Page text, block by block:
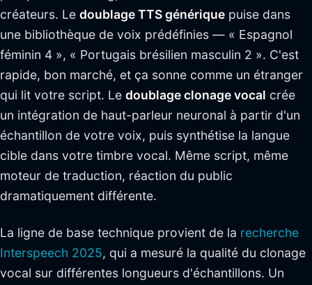
créateurs. Le doublage TTS générique puise dans
une bibliothèque de voix prédéfinies — « Espagnol
féminin 4 », « Portugais brésilien masculin 2 ». C'est
rapide, bon marché, et ça sonne comme un étranger
qui lit votre script. Le doublage clonage vocal crée
un intégration de haut-parleur neuronal à partir d'un
échantillon de votre voix, puis synthétise la langue
cible dans votre timbre vocal. Même script, même
moteur de traduction, réaction du public
dramatiquement différente.
La ligne de base technique provient de la recherche
Interspeech 2025, qui a mesuré la qualité du clonage
vocal sur différentes longueurs d'échantillons. Un